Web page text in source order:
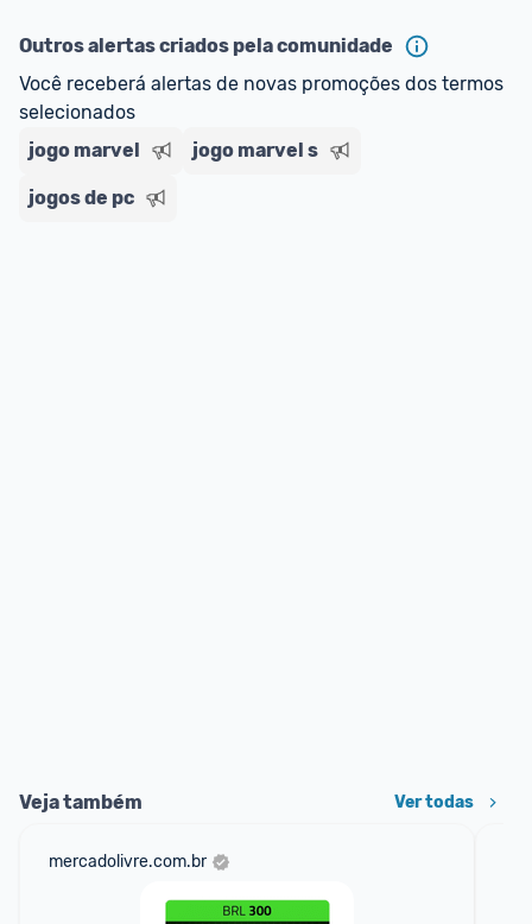
Outros alertas criados pela comunidade
Você receberá alertas de novas promoções dos termos
selecionados
jogo marvel
jogo marvel s
jogos de pc
Veja também Ver todas
mercadolivre.com.br